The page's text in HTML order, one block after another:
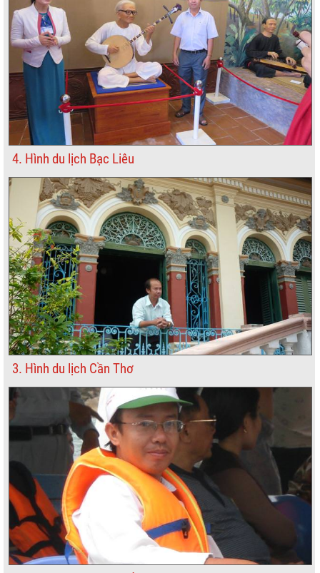
4. Hình du lịch Bạc Liêu
3. Hình du lịch Cần Thơ